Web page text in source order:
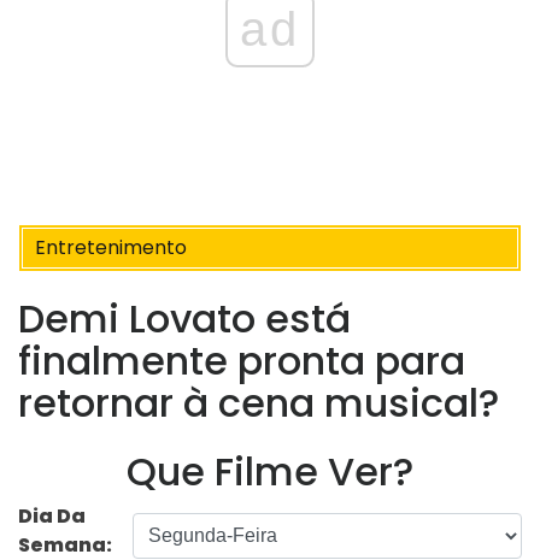
ad
Entretenimento
Demi Lovato está
finalmente pronta para
retornar à cena musical?
Que Filme Ver?
Dia Da
Semana: